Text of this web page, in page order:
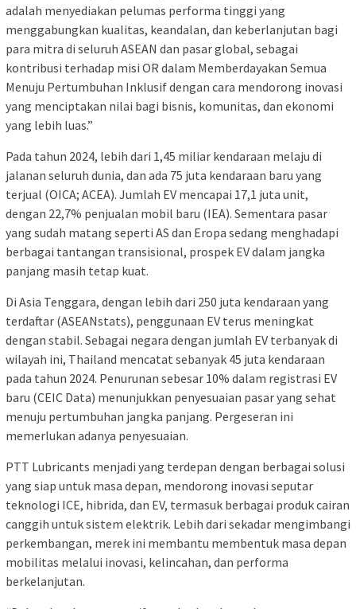
adalah menyediakan pelumas performa tinggi yang
menggabungkan kualitas, keandalan, dan keberlanjutan bagi
para mitra di seluruh ASEAN dan pasar global, sebagai
kontribusi terhadap misi OR dalam Memberdayakan Semua
Menuju Pertumbuhan Inklusif dengan cara mendorong inovasi
yang menciptakan nilai bagi bisnis, komunitas, dan ekonomi
yang lebih luas.”
Pada tahun 2024, lebih dari 1,45 miliar kendaraan melaju di
jalanan seluruh dunia, dan ada 75 juta kendaraan baru yang
terjual (OICA; ACEA). Jumlah EV mencapai 17,1 juta unit,
dengan 22,7% penjualan mobil baru (IEA). Sementara pasar
yang sudah matang seperti AS dan Eropa sedang menghadapi
berbagai tantangan transisional, prospek EV dalam jangka
panjang masih tetap kuat.
Di Asia Tenggara, dengan lebih dari 250 juta kendaraan yang
terdaftar (ASEANstats), penggunaan EV terus meningkat
dengan stabil. Sebagai negara dengan jumlah EV terbanyak di
wilayah ini, Thailand mencatat sebanyak 45 juta kendaraan
pada tahun 2024. Penurunan sebesar 10% dalam registrasi EV
baru (CEIC Data) menunjukkan penyesuaian pasar yang sehat
menuju pertumbuhan jangka panjang. Pergeseran ini
memerlukan adanya penyesuaian.
PTT Lubricants menjadi yang terdepan dengan berbagai solusi
yang siap untuk masa depan, mendorong inovasi seputar
teknologi ICE, hibrida, dan EV, termasuk berbagai produk cairan
canggih untuk sistem elektrik. Lebih dari sekadar mengimbangi
perkembangan, merek ini membantu membentuk masa depan
mobilitas melalui inovasi, kelincahan, dan performa
berkelanjutan.